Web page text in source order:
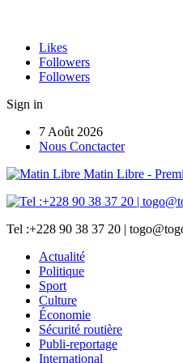
Likes
Followers
Followers
Sign in
7 Août 2026
Nous Conctacter
Matin Libre -
Tel :+228 90 38 37 20 |
Actualité
Politique
Sport
Culture
Économie
Sécurité routière
Publi-reportage
International